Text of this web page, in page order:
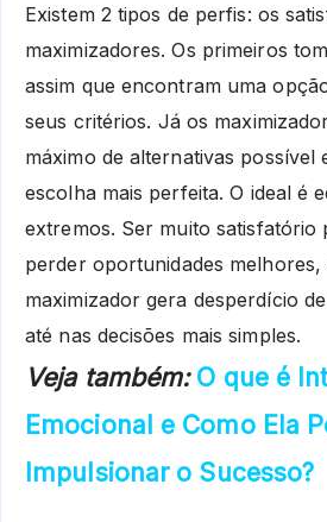
Existem 2 tipos de perfis: os
maximizadores. Os primeiros
assim que encontram uma
seus critérios. Já os
máximo de alternativas possível
escolha mais perfeita. O ideal é
extremos. Ser muito satisfatório
perder oportunidades
maximizador gera desperdício
até nas decisões mais simples.
Veja também: O que é
Emocional e Como Ela
Impulsionar o Sucesso?